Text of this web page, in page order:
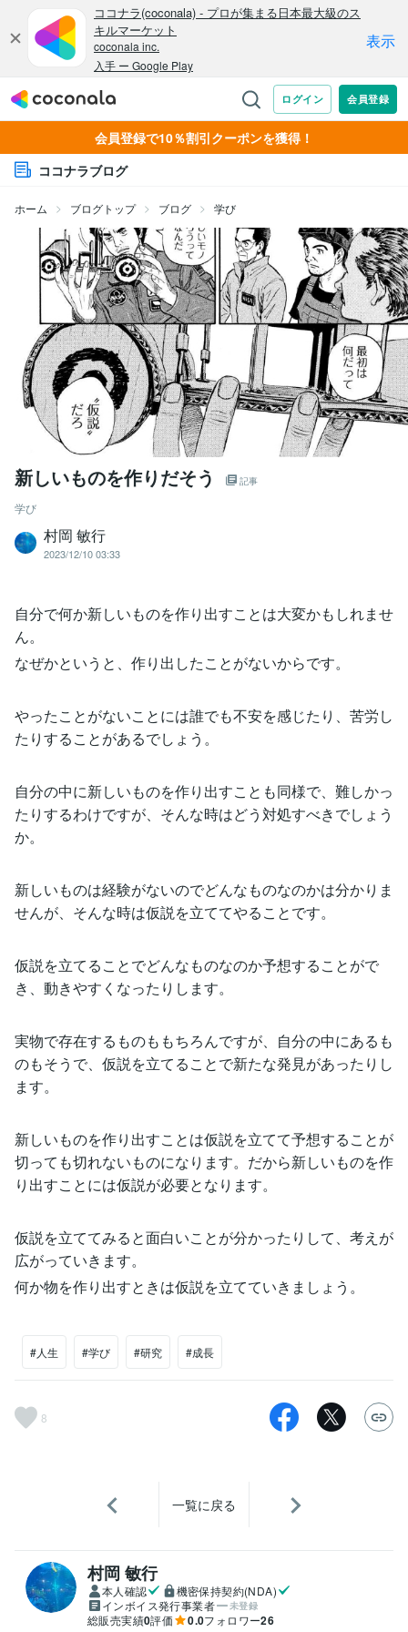
会員登録で10％割引クーポンを獲得！
ココナラブログ
ホーム ブログトップ ブログ 学び
新しいものを作りだそう 記事
学び
村岡 敏行
2023/12/10 03:33
自分で何か新しいものを作り出すことは大変かもしれませ
ん。
なぜかというと、作り出したことがないからです。
やったことがないことには誰でも不安を感じたり、苦労し
たりすることがあるでしょう。
自分の中に新しいものを作り出すことも同様で、難しかっ
たりするわけですが、そんな時はどう対処すべきでしょう
か。
新しいものは経験がないのでどんなものなのかは分かりま
せんが、そんな時は仮説を立ててやることです。
仮説を立てることでどんなものなのか予想することがで
き、動きやすくなったりします。
実物で存在するものももちろんですが、自分の中にあるも
のもそうで、仮説を立てることで新たな発見があったりし
ます。
新しいものを作り出すことは仮説を立てて予想することが
切っても切れないものになります。だから新しいものを作
り出すことには仮説が必要となります。
仮説を立ててみると面白いことが分かったりして、考えが
広がっていきます。
何か物を作り出すときは仮説を立てていきましょう。
#人生 #学び #研究 #成長
8
一覧に戻る
村岡 敏行
本人確認
機密保持契約(NDA)
インボイス発行事業者
未登録
総販売実績0評価 0.0フォロワー26